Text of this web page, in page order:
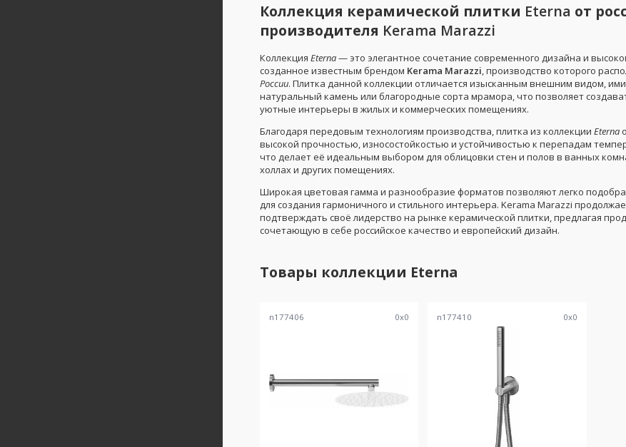
Коллекция керамической плитки Eterna от
производителя Kerama Marazzi
Коллекция Eterna— это элегантное сочетание современного дизайна и
созданное известным брендом Kerama Marazzi, производство которого
России. Плитка данной коллекции отличается изысканным внешним видом,
натуральный камень или благородные сорта мрамора, что позволяет
уютные интерьеры в жилых и коммерческих помещениях.
Благодаря передовым технологиям производства, плитка из коллекции Eterna
высокой прочностью, износостойкостью и устойчивостью к перепадам
что делает её идеальным выбором для облицовки стен и полов в ванных
холлах и других помещениях.
Широкая цветовая гамма и разнообразие форматов позволяют легко
для создания гармоничного и стильного интерьера. Kerama Marazzi
подтверждать своё лидерство на рынке керамической плитки, предлагая
сочетающую в себе российское качество и европейский дизайн.
Товары коллекции Eterna
n177406 0x0 n177410 0x0